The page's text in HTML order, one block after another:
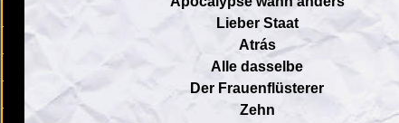
Lieber Staat
Atrás
Alle dasselbe
Der Frauenflüsterer
Zehn